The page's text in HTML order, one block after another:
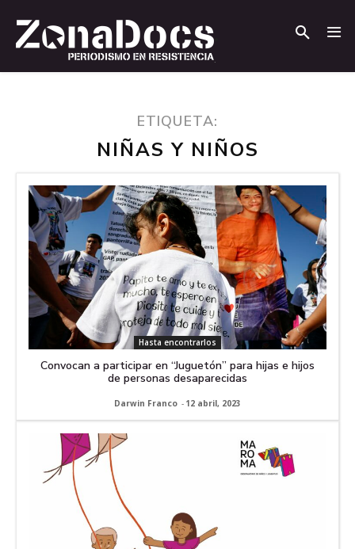
ETIQUETA:
NIÑAS Y NIÑOS
Hasta encontrarlos
Convocan a participar en “Juguetón” para hijas e hijos
de personas desaparecidas
Darwin Franco - 12 abril, 2023